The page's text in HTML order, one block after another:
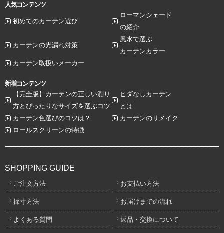
人気コンテンツ
初めてのカーテン選び
ローマンシェード
の紹介
カーテンの光漏れ対策
風水で選ぶ
カーテンカラー
カーテン取扱いメーカー
新着コンテンツ
【完全版】カーテンの正しい測り
方とぴったりなサイズを選ぶコツ
ヒダなしカーテン
とは
カーテン色選びのコツは？
カーテンのリメイク
ロールスクリーンの特徴
SHOPPING GUIDE
ご注文方法 お支払い方法
採寸方法 お届けまでの流れ
よくある質問 返品・交換について